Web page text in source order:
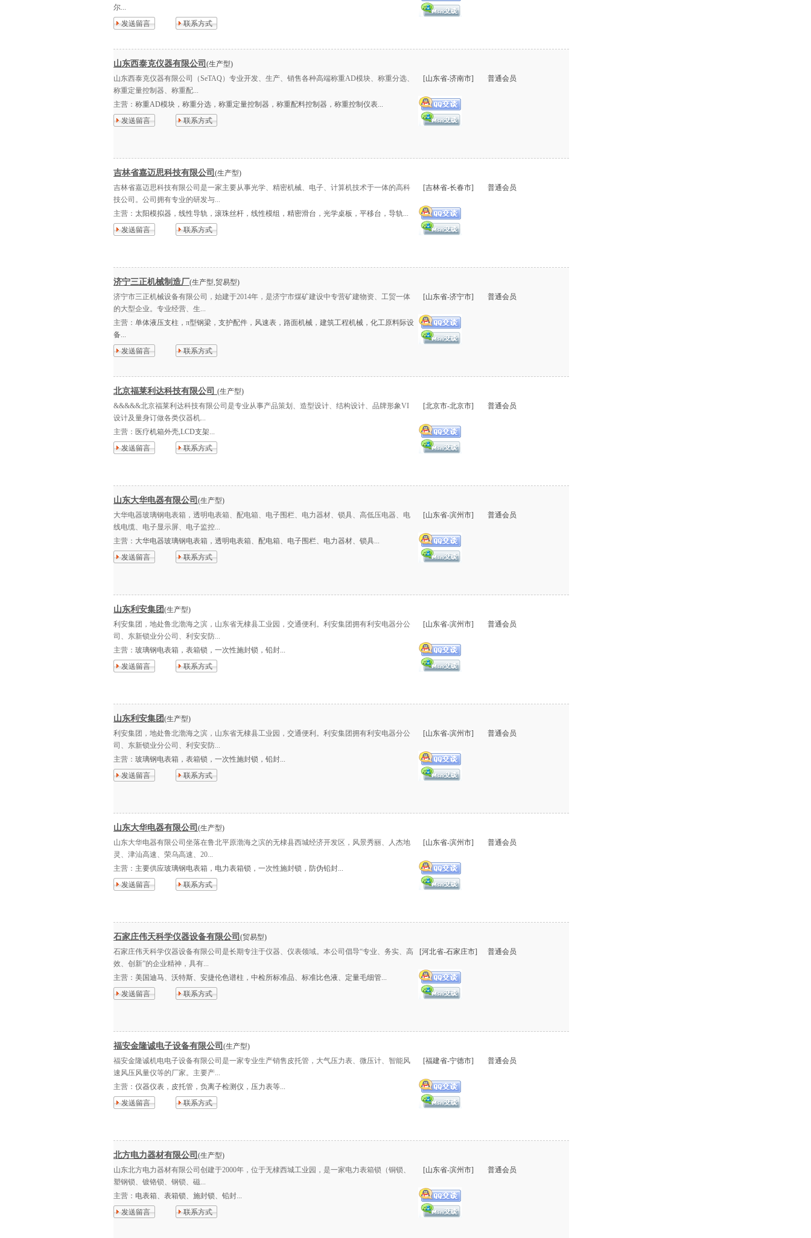
尔...
发送留言
联系方式
山东西泰克仪器有限公司 (生产型)
山东西泰克仪器有限公司（SeTAQ）专业开发、生产、销售各种高端称重AD模块、称重分选、
称重定量控制器、称重配...
主营： 称重AD模块，称重分选，称重定量控制器，称重配料控制器，称重控制仪表...
发送留言
联系方式
[山东省-济南市] 普通会员
吉林省嘉迈思科技有限公司 (生产型)
吉林省嘉迈思科技有限公司是一家主要从事光学、精密机械、电子、计算机技术于一体的高科
技公司。公司拥有专业的研发与...
主营： 太阳模拟器，线性导轨，滚珠丝杆，线性模组，精密滑台，光学桌板，平移台，导轨...
发送留言
联系方式
[吉林省-长春市] 普通会员
济宁三正机械制造厂(生产型,贸易型)
济宁市三正机械设备有限公司，始建于2014年，是济宁市煤矿建设中专营矿建物资、工贸一体
的大型企业。专业经营、生...
主营： 单体液压支柱，π型钢梁，支护配件，风速表，路面机械，建筑工程机械，化工原料际设
备...
发送留言
联系方式
[山东省-济宁市] 普通会员
北京福莱利达科技有限公司 (生产型)
&&&&&北京福莱利达科技有限公司是专业从事产品策划、造型设计、结构设计、品牌形象VI
设计及量身订做各类仪器机...
主营： 医疗机箱外壳,LCD支架...
发送留言
联系方式
[北京市-北京市] 普通会员
山东大华电器有限公司 (生产型)
大华电器玻璃钢电表箱，透明电表箱、配电箱、电子围栏、电力器材、锁具、高低压电器、电
线电缆、电子显示屏、电子监控...
主营： 大华电器玻璃钢电表箱，透明电表箱、配电箱、电子围栏、电力器材、锁具...
发送留言
联系方式
[山东省-滨州市] 普通会员
山东利安集团(生产型)
利安集团，地处鲁北渤海之滨，山东省无棣县工业园，交通便利。利安集团拥有利安电器分公
司、东新锁业分公司、利安安防...
主营： 玻璃钢电表箱，表箱锁，一次性施封锁，铅封...
发送留言
联系方式
[山东省-滨州市] 普通会员
山东利安集团(生产型)
利安集团，地处鲁北渤海之滨，山东省无棣县工业园，交通便利。利安集团拥有利安电器分公
司、东新锁业分公司、利安安防...
主营： 玻璃钢电表箱，表箱锁，一次性施封锁，铅封...
发送留言
联系方式
[山东省-滨州市] 普通会员
山东大华电器有限公司 (生产型)
山东大华电器有限公司坐落在鲁北平原渤海之滨的无棣县西城经济开发区，风景秀丽、人杰地
灵、津汕高速、荣乌高速、20...
主营： 主要供应玻璃钢电表箱，电力表箱锁，一次性施封锁，防伪铅封...
发送留言
联系方式
[山东省-滨州市] 普通会员
石家庄伟天科学仪器设备有限公司 (贸易型)
石家庄伟天科学仪器设备有限公司是长期专注于仪器、仪表领域。本公司倡导“专业、务实、高
效、创新”的企业精神，具有...
主营： 美国迪马、沃特斯、安捷伦色谱柱，中检所标准品、标准比色液、定量毛细管...
发送留言
联系方式
[河北省-石家庄市] 普通会员
福安金隆诚电子设备有限公司 (生产型)
福安金隆诚机电电子设备有限公司是一家专业生产销售皮托管，大气压力表、微压计、智能风
速风压风量仪等的厂家。主要产...
主营： 仪器仪表，皮托管，负离子检测仪，压力表等...
发送留言
联系方式
[福建省-宁德市] 普通会员
北方电力器材有限公司 (生产型)
山东北方电力器材有限公司创建于2000年，位于无棣西城工业园，是一家电力表箱锁（铜锁、
塑钢锁、镀铬锁、钢锁、磁...
主营： 电表箱、表箱锁、施封锁、铅封...
发送留言
联系方式
[山东省-滨州市] 普通会员